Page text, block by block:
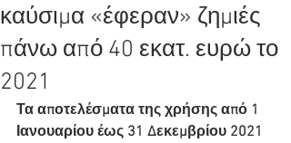
καύσιμα «έφεραν» ζημιές
πάνω από 40 εκατ. ευρώ το
2021
Τα αποτελέσματα της χρήσης από 1
Ιανουαρίου έως 31 Δεκεμβρίου 2021